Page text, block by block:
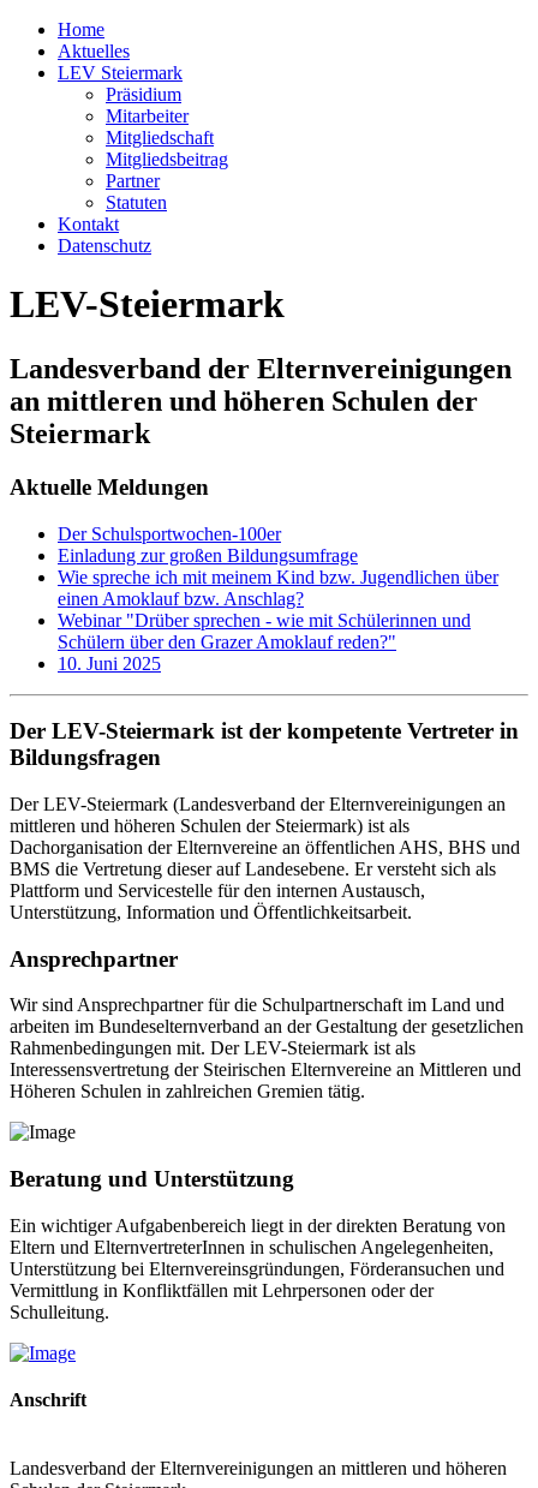
Home
Aktuelles
LEV Steiermark
Präsidium
Mitarbeiter
Mitgliedschaft
Mitgliedsbeitrag
Partner
Statuten
Kontakt
Datenschutz
LEV-Steiermark
Landesverband der Elternvereinigungen
an mittleren und höheren Schulen der
Steiermark
Aktuelle Meldungen
Der Schulsportwochen-100er
Einladung zur großen Bildungsumfrage
Wie spreche ich mit meinem Kind bzw. Jugendlichen über
einen Amoklauf bzw. Anschlag?
Webinar "Drüber sprechen - wie mit Schülerinnen und
Schülern über den Grazer Amoklauf reden?"
10. Juni 2025
Der LEV-Steiermark ist der kompetente Vertreter in
Bildungsfragen
Der LEV-Steiermark (Landesverband der Elternvereinigungen an
mittleren und höheren Schulen der Steiermark) ist als
Dachorganisation der Elternvereine an öffentlichen AHS, BHS und
BMS die Vertretung dieser auf Landesebene. Er versteht sich als
Plattform und Servicestelle für den internen Austausch,
Unterstützung, Information und Öffentlichkeitsarbeit.
Ansprechpartner
Wir sind Ansprechpartner für die Schulpartnerschaft im Land und
arbeiten im Bundeselternverband an der Gestaltung der gesetzlichen
Rahmenbedingungen mit. Der LEV-Steiermark ist als
Interessensvertretung der Steirischen Elternvereine an Mittleren und
Höheren Schulen in zahlreichen Gremien tätig.
Beratung und Unterstützung
Ein wichtiger Aufgabenbereich liegt in der direkten Beratung von
Eltern und ElternvertreterInnen in schulischen Angelegenheiten,
Unterstützung bei Elternvereinsgründungen, Förderansuchen und
Vermittlung in Konfliktfällen mit Lehrpersonen oder der
Schulleitung.
Anschrift
Landesverband der Elternvereinigungen an mittleren und höheren